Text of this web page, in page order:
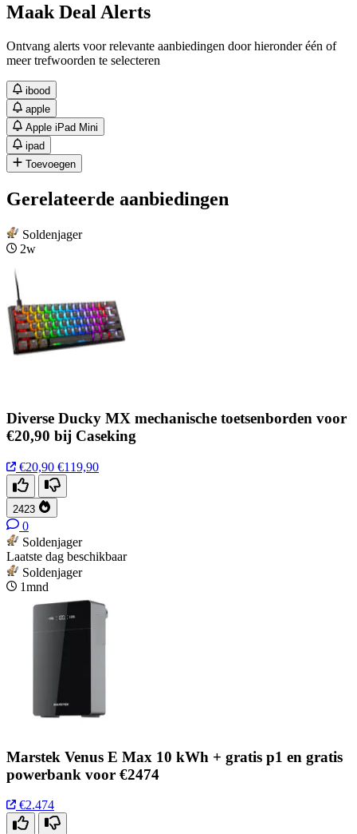
Maak Deal Alerts
Ontvang alerts voor relevante aanbiedingen door hieronder één of
meer trefwoorden te selecteren
ibood
apple
Apple iPad Mini
ipad
Toevoegen
Gerelateerde aanbiedingen
Soldenjager
2w
Diverse Ducky MX mechanische toetsenborden voor
€20,90 bij Caseking
€20,90 €119,90
2423
0
Soldenjager
Laatste dag beschikbaar
Soldenjager
1mnd
Marstek Venus E Max 10 kWh + gratis p1 en gratis
powerbank voor €2474
€2.474